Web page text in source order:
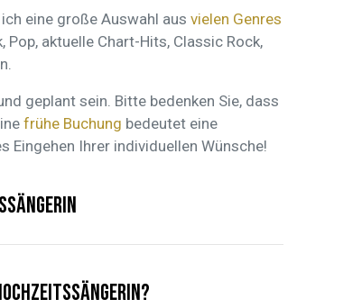
eine große Auswahl aus vielen Genres
Pop, aktuelle Chart-Hits, Classic Rock,
geplant sein. Bitte bedenken Sie, dass
frühe Buchung bedeutet eine
Eingehen Ihrer individuellen Wünsche!